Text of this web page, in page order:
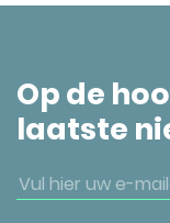
Op de
laatste